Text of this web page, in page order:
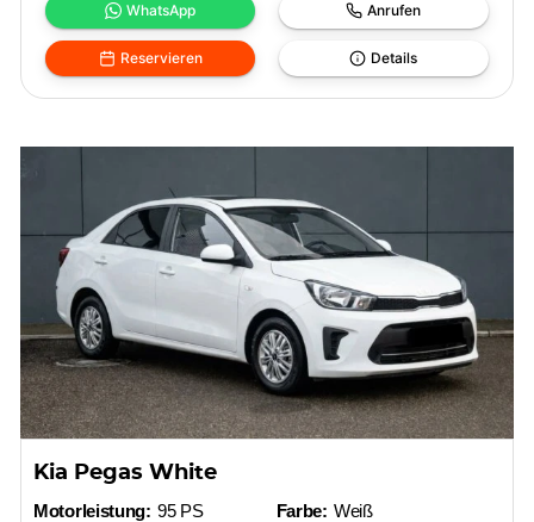
WhatsApp Anrufen
Reservieren Details
Kia Pegas White
Motorleistung: 95 PS
Farbe: Weiß